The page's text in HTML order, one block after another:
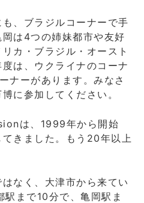
、ブラジルコーナーで手
は4つの姉妹都市や友好
カ・ブラジル・オースト
は、ウクライナのコーナ
ナーがあります。みなさ
に参加してください。
は、1999年から開始
きました。もう20年以上
なく、大津市から来てい
駅まで10分で、亀岡駅ま